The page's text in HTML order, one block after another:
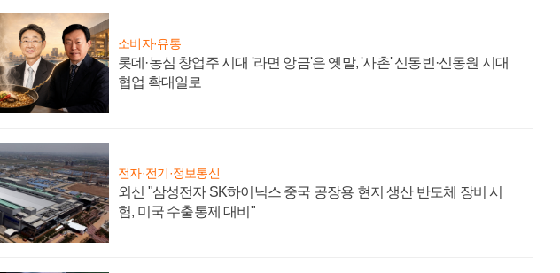
소비자·유통
롯데·농심 창업주 시대 '라면 앙금'은 옛말, '사촌' 신동빈·신동원 시대
협업 확대일로
전자·전기·정보통신
외신 "삼성전자 SK하이닉스 중국 공장용 현지 생산 반도체 장비 시
험, 미국 수출통제 대비"